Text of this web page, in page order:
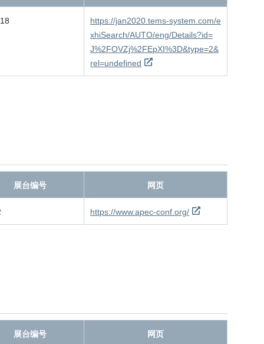
https://jan2020.tems-system.com/e
xhiSearch/AUTO/eng/Details?id=
J%2FOVZj%2FEpXI%3D&type=2&
rel=undefined
展台编号 网页
https://www.apec-conf.org/
展台编号 网页